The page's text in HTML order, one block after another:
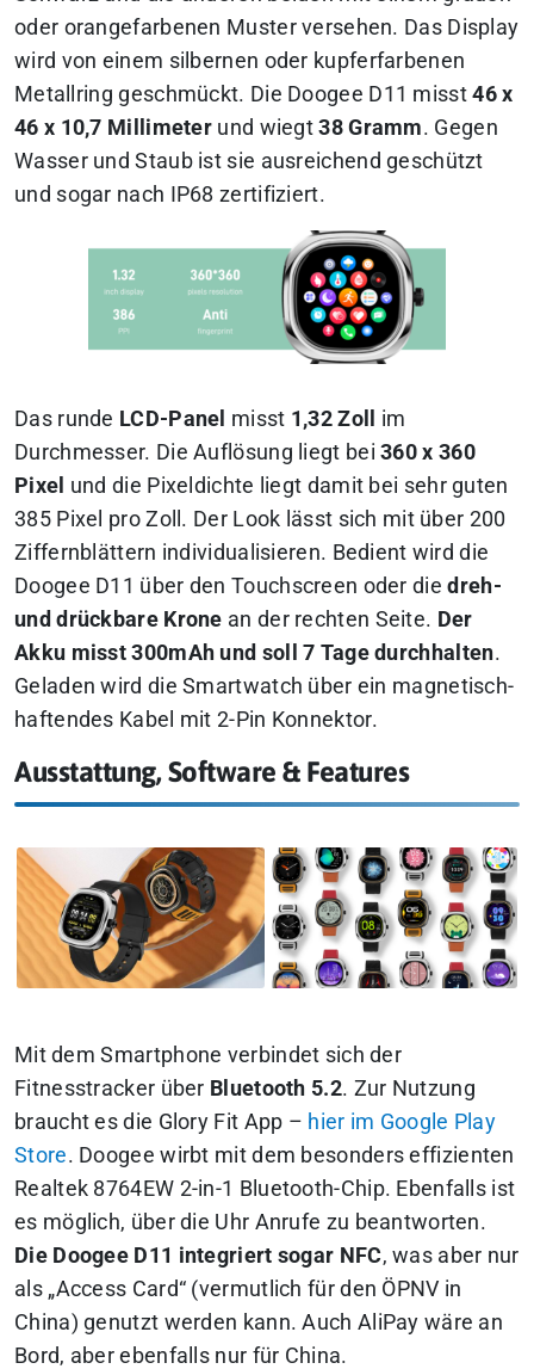
oder orangefarbenen Muster versehen. Das Display
wird von einem silbernen oder kupferfarbenen
Metallring geschmückt. Die Doogee D11 misst46 x
46 x 10,7 Millimeter und wiegt38 Gramm. Gegen
Wasser und Staub ist sie ausreichend geschützt
und sogar nach IP68 zertifiziert.
Das runde LCD-Panel misst 1,32 Zoll
im
Durchmesser. Die Auflösung liegt bei360 x 360
Pixel und die Pixeldichte liegt damit bei sehr guten
385 Pixel pro Zoll. Der Look lässt sich mit über 200
Ziffernblättern individualisieren. Bedient wird die
Doogee D11 über den Touchscreen oder diedreh-
und drückbare Krone an der rechten Seite. Der
Akku misst 300mAh und soll 7 Tage durchhalten.
Geladen wird die Smartwatch über ein magnetisch-
haftendes Kabel mit 2-Pin Konnektor.
Ausstattung, Software & Features
Mit dem Smartphone verbindet sich der
Fitnesstracker über Bluetooth 5.2. Zur Nutzung
braucht es die Glory Fit App – hier im Google Play
Store. Doogee wirbt mit dem besonders effizienten
Realtek 8764EW 2-in-1 Bluetooth-Chip. Ebenfalls ist
es möglich, über die Uhr Anrufe zu beantworten.
Die Doogee D11 integriert sogar NFC, was aber nur
als „Access Card“ (vermutlich für den ÖPNV in
China) genutzt werden kann. Auch AliPay wäre an
Bord, aber ebenfalls nur für China.